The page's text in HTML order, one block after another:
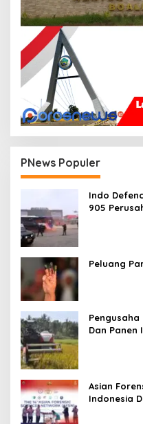
PNews Populer
Indo
905
Peluang
Dan
Asian
Indonesia